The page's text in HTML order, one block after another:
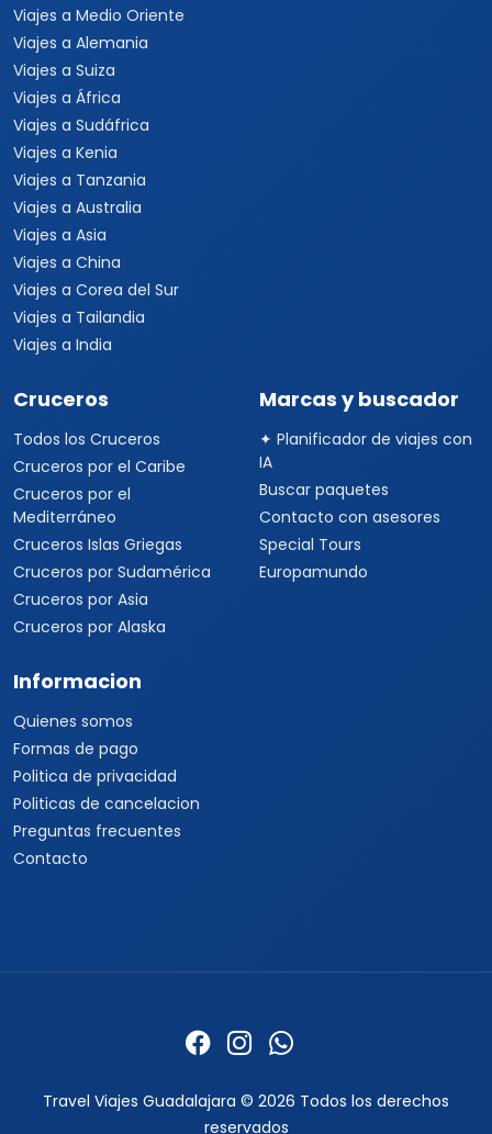
Viajes a Medio Oriente
Viajes a Alemania
Viajes a Suiza
Viajes a África
Viajes a Sudáfrica
Viajes a Kenia
Viajes a Tanzania
Viajes a Australia
Viajes a Asia
Viajes a China
Viajes a Corea del Sur
Viajes a Tailandia
Viajes a India
Cruceros
Todos los Cruceros
Cruceros por el Caribe
Cruceros por el
Mediterráneo
Cruceros Islas Griegas
Cruceros por Sudamérica
Cruceros por Asia
Cruceros por Alaska
Marcas y buscador
✦ Planificador de viajes con
IA
Buscar paquetes
Contacto con asesores
Special Tours
Europamundo
Informacion
Quienes somos
Formas de pago
Politica de privacidad
Politicas de cancelacion
Preguntas frecuentes
Contacto
Travel Viajes Guadalajara © 2026 Todos los derechos
reservados